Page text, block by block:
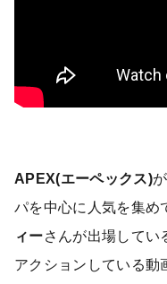
APEX(エーペックス)
パを中心に人気を集め
ィーさんが出場してい
アクションしている動